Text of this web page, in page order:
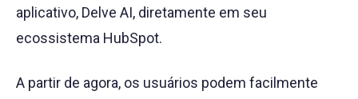
aplicativo, Delve AI, diretamente em seu
ecossistema HubSpot.
A partir de agora, os usuários podem facilmente